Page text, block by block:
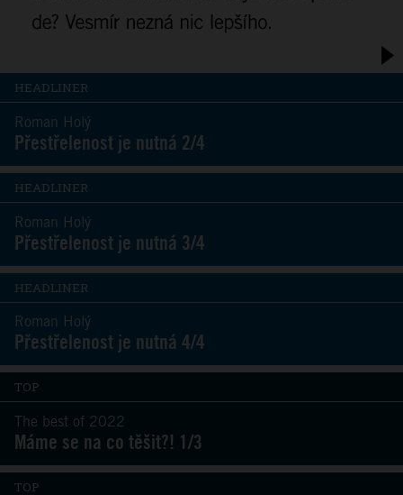
HEADLINER
Roman Holý
Přestřelenost je nutná 2/4
HEADLINER
Roman Holý
Přestřelenost je nutná 3/4
HEADLINER
Roman Holý
Přestřelenost je nutná 4/4
TOP
The best of 2022
Máme se na co těšit?! 1/3
TOP